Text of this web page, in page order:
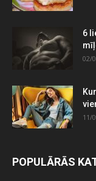
6
02/
11/
POPULĀRĀS